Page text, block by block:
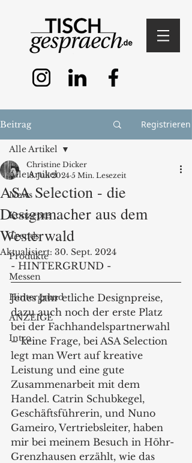
Beitrag Registrieren
Alle Artikel
News
Konzepte
Trends
Produkte
Messen
Hintergrund
ANZEIGE
Intro
Alle Artikel
ASA Selection - die
Designmacher aus dem
Westerwald
Christine Dicker
18. Juli 2024 5 Min. Lesezeit
Aktualisiert: 30. Sept. 2024
- HINTERGRUND -
Jedes Jahr etliche Designpreise,
dazu auch noch der erste Platz
bei der Fachhandelspartnerwahl
– keine Frage, bei ASA Selection
legt man Wert auf kreative
Leistung und eine gute
Zusammenarbeit mit dem
Handel. Catrin Schubkegel,
Geschäftsführerin, und Nuno
Gameiro, Vertriebsleiter, haben
mir bei meinem Besuch in Höhr-
Grenzhausen erzählt, wie das